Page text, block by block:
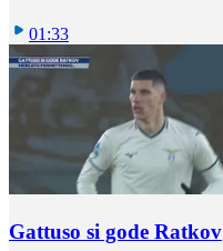
01:33
Gattuso si gode Ratkov